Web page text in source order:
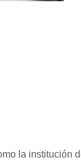
la institución